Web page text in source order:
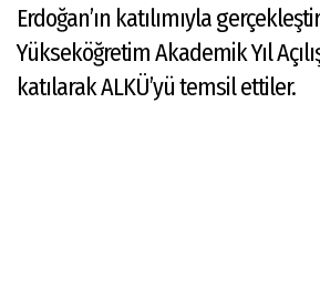
Erdoğan’ın katılımıyla
Yükseköğretim Akademik Yıl
katılarak ALKÜ’yü temsil ettiler.